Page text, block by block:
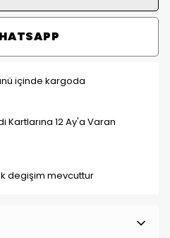
içinde kargoda
Kartlarına 12 Ay'a Varan
degişim mevcuttur